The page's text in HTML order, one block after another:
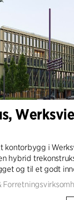
kontorbygg i
hybrid
og til et godt